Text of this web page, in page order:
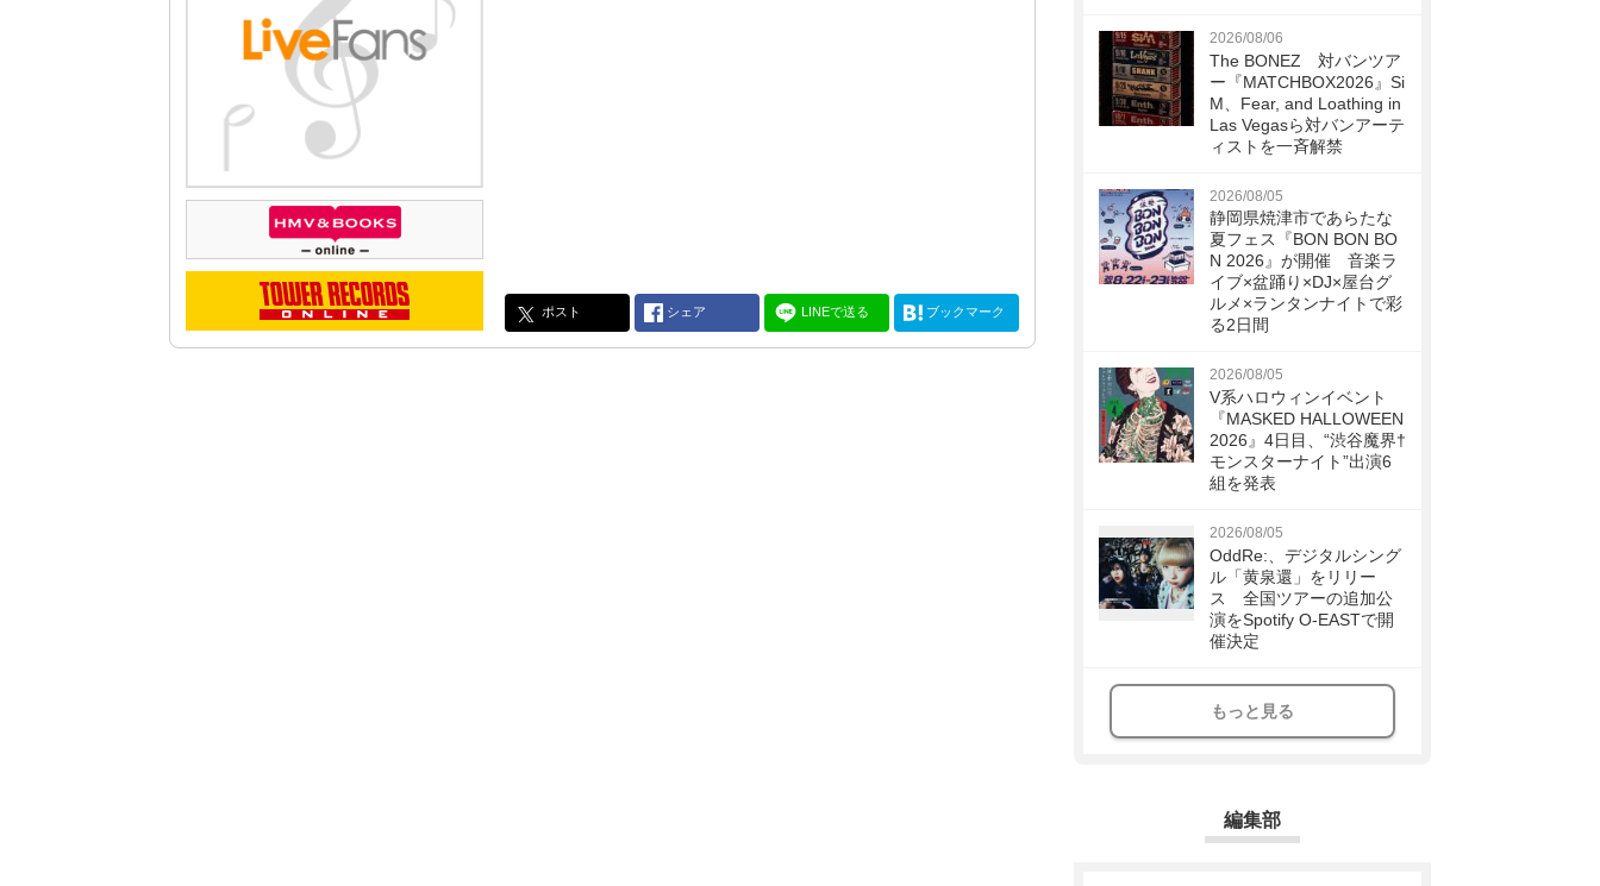
ポスト シェア LINEで送る ブックマーク
2026/08/06
The BONEZ 対バンツア
ー『MATCHBOX2026』Si
M、Fear, and Loathing in
Las Vegasら対バンアーテ
ィストを一斉解禁
2026/08/05
静岡県焼津市であらたな
夏フェス『BON BON BO
N 2026』が開催 音楽ラ
イブ×盆踊り×DJ×屋台グ
ルメ×ランタンナイトで彩
る2日間
2026/08/05
V系ハロウィンイベント
『MASKED HALLOWEEN
2026』4日目、“渋谷魔界†
モンスターナイト”出演6
組を発表
2026/08/05
OddRe:、デジタルシング
ル「黄泉還」をリリー
ス 全国ツアーの追加公
演をSpotify O-EASTで開
催決定
もっと見る
編集部